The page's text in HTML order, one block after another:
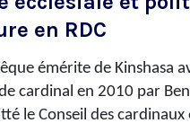
en RDC
émérite de Kinshasa
cardinal en 2010 par
le Conseil des